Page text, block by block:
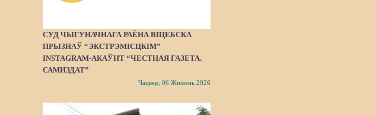
СУД ЧЫГУНАЧНАГА РАЁНА ВІЦЕБСКА
ПРЫЗНАЎ “ЭКСТРЭМІСЦКІМ”
INSTAGRAM-АКАЎНТ “ЧЕСТНАЯ ГАЗЕТА.
САМИЗДАТ”
Чацвер, 06 Жнівень 2026